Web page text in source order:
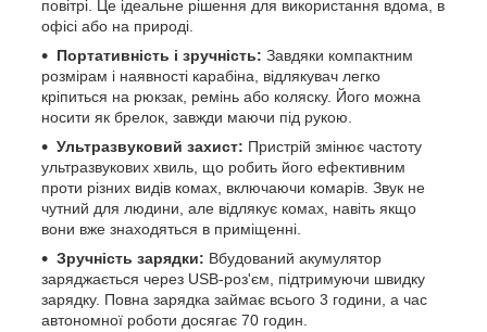
повітрі. Це ідеальне рішення для використання вдома, в
офісі або на природі.
Портативність і зручність: Завдяки компактним
розмірам і наявності карабіна, відлякувач легко
кріпиться на рюкзак, ремінь або коляску. Його можна
носити як брелок, завжди маючи під рукою.
Ультразвуковий захист: Пристрій змінює частоту
ультразвукових хвиль, що робить його ефективним
проти різних видів комах, включаючи комарів. Звук не
чутний для людини, але відлякує комах, навіть якщо
вони вже знаходяться в приміщенні.
Зручність зарядки: Вбудований акумулятор
заряджається через USB-роз'єм, підтримуючи швидку
зарядку. Повна зарядка займає всього 3 години, а час
автономної роботи досягає 70 годин.